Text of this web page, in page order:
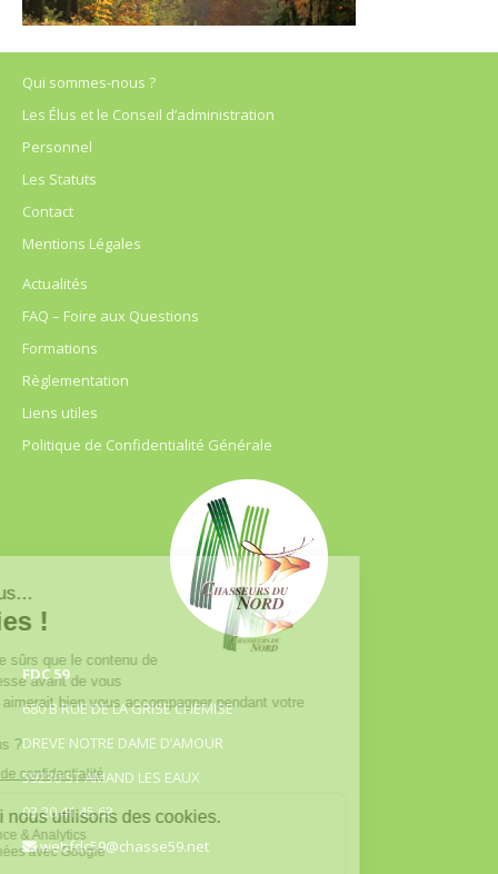
Qui sommes-nous ?
Les Élus et le Conseil d’administration
Personnel
Les Statuts
Contact
Mentions Légales
Actualités
FAQ – Foire aux Questions
Formations
Règlementation
Liens utiles
Politique de Confidentialité Générale
FDC 59
680 B RUE DE LA GRISE CHEMISE
DREVE NOTRE DAME D’AMOUR
59230 ST AMAND LES EAUX
03.20.41.45.63
webfdc59@chasse59.net